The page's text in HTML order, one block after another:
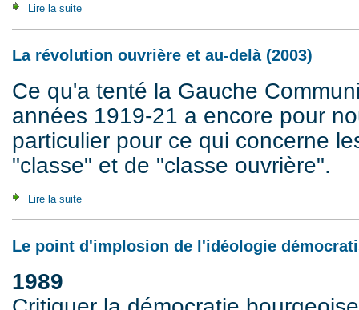
Lire la suite
La révolution ouvrière et au-delà (2003)
Ce qu'a tenté la Gauche
années 1919-21 a encore pour
particulier pour ce qui concerne
"classe" et de "classe ouvrière".
Lire la suite
Le point d'implosion de l'idéologie
1989